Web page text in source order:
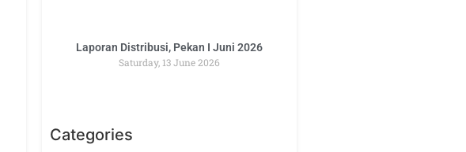
Laporan Distribusi, Pekan I Juni 2026
Saturday, 13 June 2026
Categories